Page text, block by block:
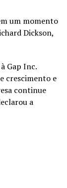
um momento
Dickson,
Gap Inc.
crescimento e
continue
a